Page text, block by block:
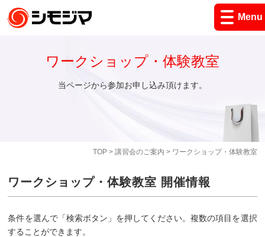
Menu
TOP> 講習会のご案内 > ワークショップ・体験教室
ワークショップ・体験教室
当ページから参加お申し込み頂けます。
ワークショップ・体験教室 開催情報
条件を選んで「検索ボタン」を押してください。複数の項目を選択
することができます。